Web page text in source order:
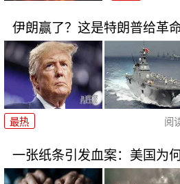
伊朗赢了？这是特朗普给革
最热 阅
一张纸条引发血案：美国为何